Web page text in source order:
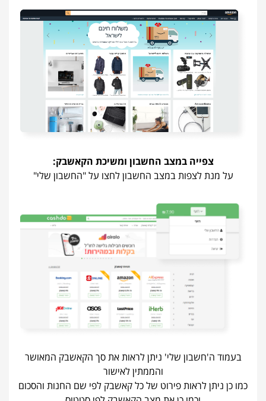
צפייה במצב החשבון ומשיכת הקאשבק:
על מנת לצפות במצב החשבון לחצו על "החשבון שלי"
בעמוד ה'חשבון שלי' ניתן לראות את סך הקאשבק המאושר
והממתין לאישור
כמו כן ניתן לראות פירוט של כל קאשבק לפי שם החנות והסכום